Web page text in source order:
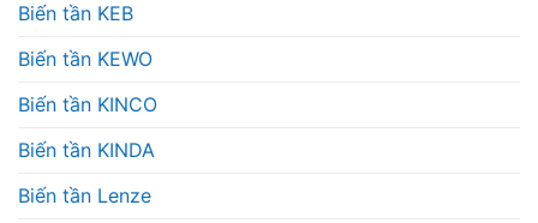
Biến tần KEB
Biến tần KEWO
Biến tần KINCO
Biến tần KINDA
Biến tần Lenze